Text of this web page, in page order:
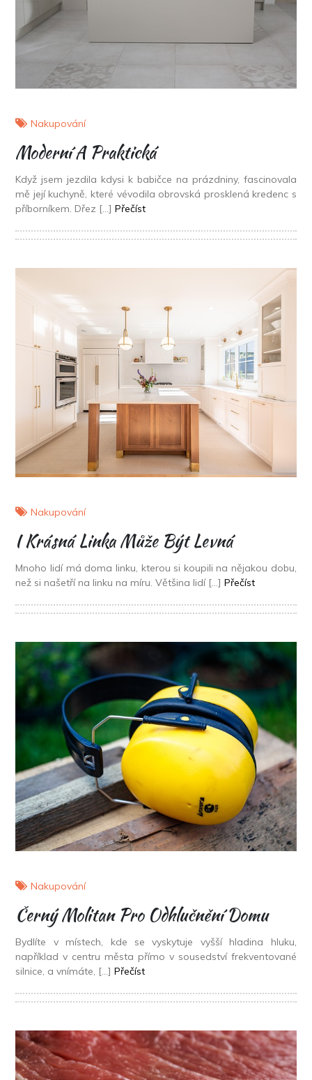
Nakupování
Moderní A Praktická
Když jsem jezdila kdysi k babičce na prázdniny, fascinovala
mě její kuchyně, které vévodila obrovská prosklená kredenc s
příborníkem. Dřez […] Přečíst
Nakupování
I Krásná Linka Může Být Levná
Mnoho lidí má doma linku, kterou si koupili na nějakou dobu,
než si našetří na linku na míru. Většina lidí […] Přečíst
Nakupování
Černý Molitan Pro Odhlučnění Domu
Bydlíte v místech, kde se vyskytuje vyšší hladina hluku,
například v centru města přímo v sousedství frekventované
silnice, a vnímáte, […] Přečíst